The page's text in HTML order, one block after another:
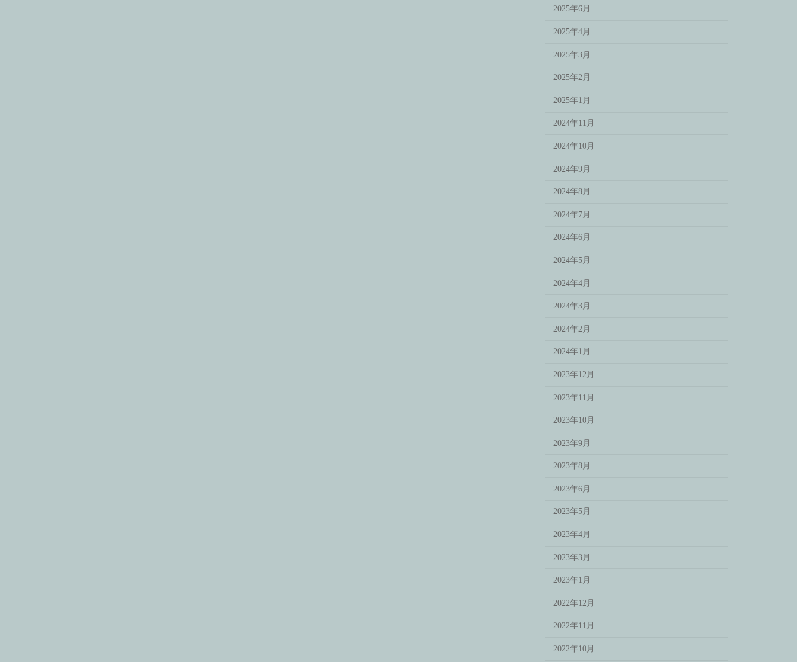
2025年6月
2025年4月
2025年3月
2025年2月
2025年1月
2024年11月
2024年10月
2024年9月
2024年8月
2024年7月
2024年6月
2024年5月
2024年4月
2024年3月
2024年2月
2024年1月
2023年12月
2023年11月
2023年10月
2023年9月
2023年8月
2023年6月
2023年5月
2023年4月
2023年3月
2023年1月
2022年12月
2022年11月
2022年10月